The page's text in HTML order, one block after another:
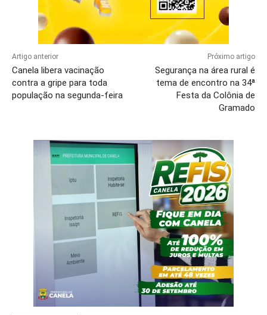
Artigo anterior
Canela libera vacinação
contra a gripe para toda
população na segunda-feira
Próximo artigo
Segurança na área rural é
tema de encontro na 34ª
Festa da Colônia de
Gramado